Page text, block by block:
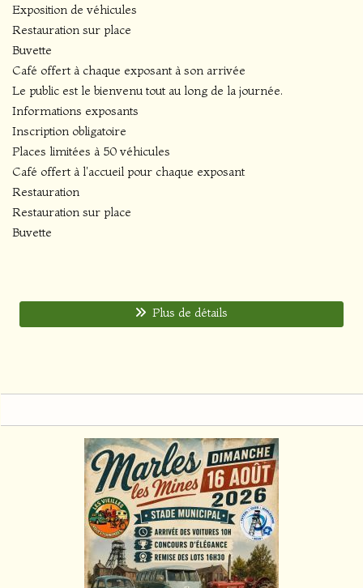
Exposition de véhicules
Restauration sur place
Buvette
Café offert à chaque exposant à son arrivée
Le public est le bienvenu tout au long de la journée.
Informations exposants
Inscription obligatoire
Places limitées à 50 véhicules
Café offert à l'accueil pour chaque exposant
Restauration
Restauration sur place
Buvette
Plus de détails